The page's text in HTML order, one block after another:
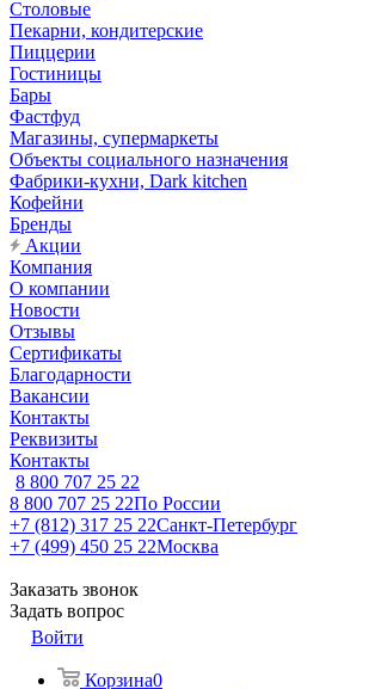
Столовые
Пекарни, кондитерские
Пиццерии
Гостиницы
Бары
Фастфуд
Магазины, супермаркеты
Объекты социального назначения
Фабрики-кухни, Dark kitchen
Кофейни
Бренды
Акции
Компания
О компании
Новости
Отзывы
Сертификаты
Благодарности
Вакансии
Контакты
Реквизиты
Контакты
8 800 707 25 22
8 800 707 25 22По России
+7 (812) 317 25 22Санкт-Петербург
+7 (499) 450 25 22Москва
Заказать звонок
Задать вопрос
Войти
Корзина0